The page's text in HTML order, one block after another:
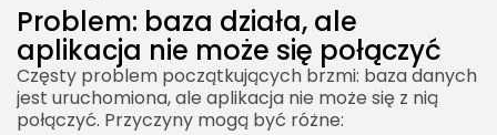
Problem: baza działa, ale
aplikacja nie może się połączyć
Częsty problem początkujących brzmi: baza danych
jest uruchomiona, ale aplikacja nie może się z nią
połączyć. Przyczyny mogą być różne: